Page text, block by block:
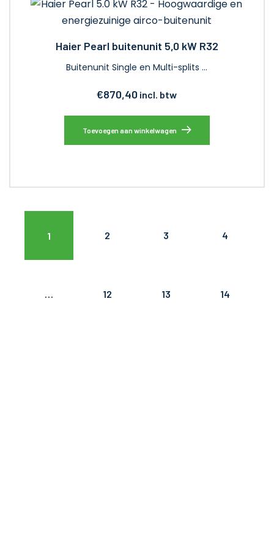
Haier Pearl buitenunit 5,0 kW R32
Buitenunit Single en Multi-splits …
€870,40 incl. btw
Toevoegen aan winkelwagen
1 2 3 4
… 12 13 14